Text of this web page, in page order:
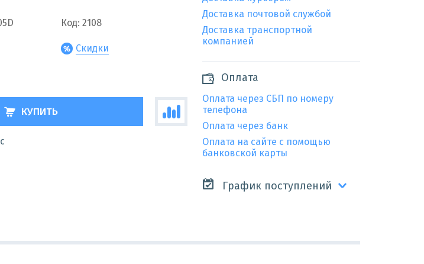
Код: 2108
Скидки
КУПИТЬ
Доставка почтовой службой
Доставка транспортной
компанией
Оплата
Оплата через СБП по номеру
телефона
Оплата через банк
Оплата на сайте с помощью
банковской карты
График поступлений